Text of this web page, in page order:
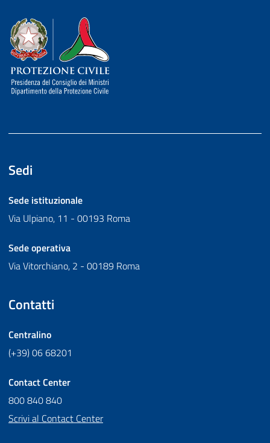
Dipartimento della Protezione Civile
Sedi
Sede istituzionale
Via Ulpiano, 11 - 00193 Roma
Sede operativa
Via Vitorchiano, 2 - 00189 Roma
Contatti
Centralino
(+39) 06 68201
Contact Center
800 840 840
Scrivi al Contact Center